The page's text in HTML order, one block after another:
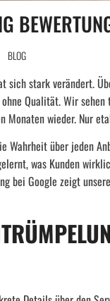
BLOG
sich stark verändert.
Qualität. Wir
Monaten wieder. Nur
Wahrheit über jeden
was Kunden
bei Google zeigt